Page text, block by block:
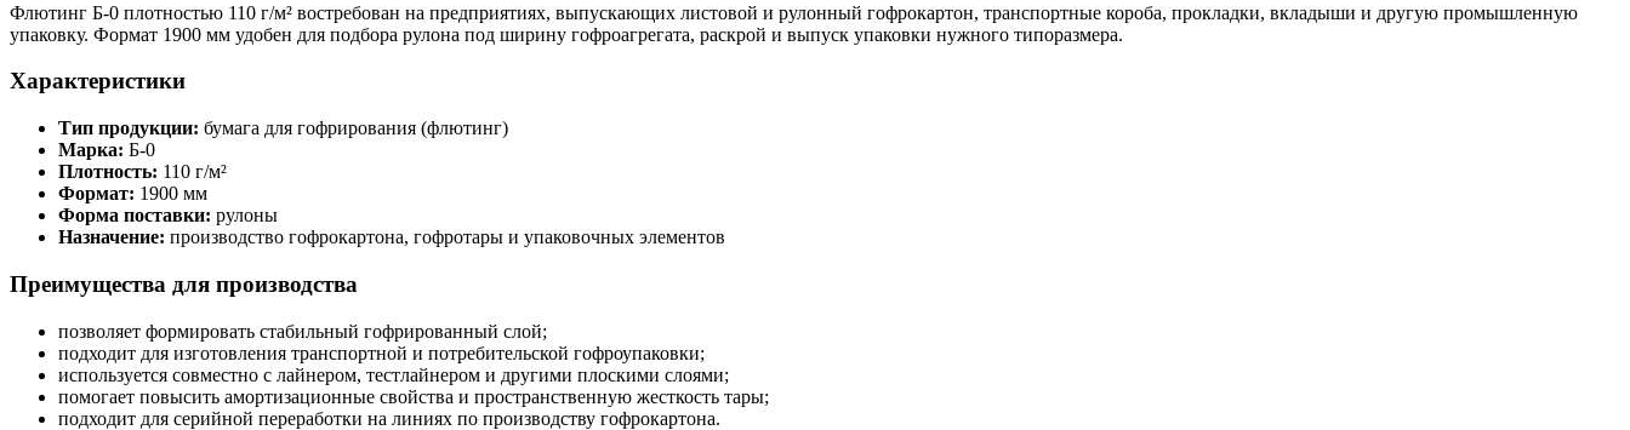
Флютинг Б-0 плотностью 110 г/м² востребован на предприятиях, выпускающих листовой и рулонный гофрокартон, транспортные короба, прокладки, вкладыши и другую промышленную
упаковку. Формат 1900 мм удобен для подбора рулона под ширину гофроагрегата, раскрой и выпуск упаковки нужного типоразмера.
Характеристики
Тип продукции: бумага для гофрирования (флютинг)
Марка: Б-0
Плотность: 110 г/м²
Формат: 1900 мм
Форма поставки: рулоны
Назначение: производство гофрокартона, гофротары и упаковочных элементов
Преимущества для производства
позволяет формировать стабильный гофрированный слой;
подходит для изготовления транспортной и потребительской гофроупаковки;
используется совместно с лайнером, тестлайнером и другими плоскими слоями;
помогает повысить амортизационные свойства и пространственную жесткость тары;
подходит для серийной переработки на линиях по производству гофрокартона.